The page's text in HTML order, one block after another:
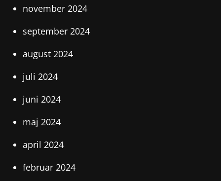
november 2024
september 2024
august 2024
juli 2024
juni 2024
maj 2024
april 2024
februar 2024